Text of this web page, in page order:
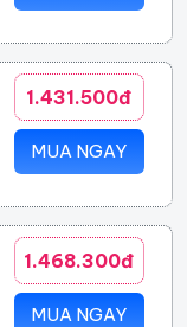
1.431.500đ
MUA NGAY
1.468.300đ
MUA NGAY